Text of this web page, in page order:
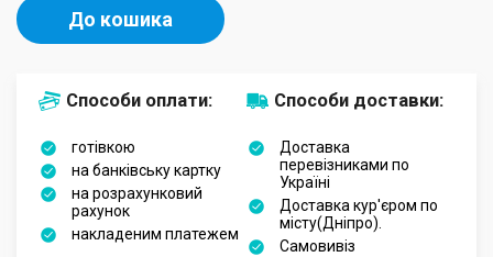
До кошика
Способи оплати:
готівкою
на банківську картку
на розрахунковий
рахунок
накладеним платежем
Способи доставки:
Доставка
перевізниками по
Україні
Доставка кур'єром по
місту(Дніпро).
Самовивіз